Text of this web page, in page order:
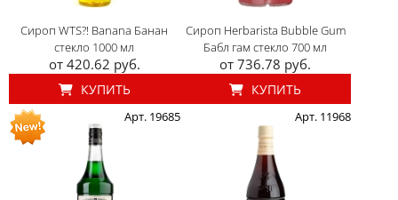
Сироп WTS?! Banana Банан
стекло 1000 мл
от 420.62 руб.
КУПИТЬ
Сироп Herbarista Bubble Gum
Бабл гам стекло 700 мл
от 736.78 руб.
КУПИТЬ
Арт. 19685 Арт. 11968